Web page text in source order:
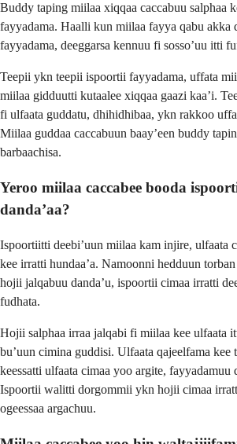
Buddy taping miilaa xiqqaa caccabuu salphaa
fayyadama. Haalli kun miilaa fayya qabu akka
fayyadama, deeggarsa kennuu fi sosso’uu itti
Teepii ykn teepii ispoortii fayyadama, uffata
miilaa gidduutti kutaalee xiqqaa gaazi kaa’i.
fi ulfaata guddatu, dhihidhibaa, ykn rakkoo
Miilaa guddaa caccabuun baay’een buddy
barbaachisa.
Yeroo miilaa caccabee booda
danda’aa?
Ispoortiitti deebi’uun miilaa kam injire, ulfaata
kee irratti hundaa’a. Namoonni hedduun
hojii jalqabuu danda’u, ispoortii cimaa irratti
fudhata.
Hojii salphaa irraa jalqabi fi miilaa kee ulfaata
bu’uun cimina guddisi. Ulfaata qajeelfama kee
keessatti ulfaata cimaa yoo argite, fayyadamuu
Ispoortii walitti dorgommii ykn hojii cimaa
ogeessaa argachuu.